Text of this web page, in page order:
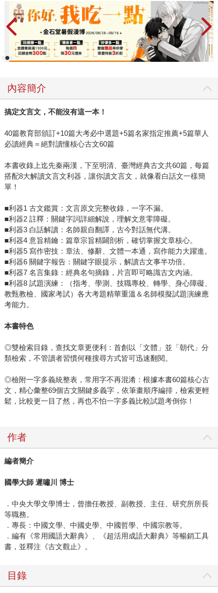
內容簡介
搞定文言文，不能沒有這一本！
40篇教育部頒訂+10篇大考必中選題+5篇名家指定推薦+5篇華人
必讀經典＝絕對讀懂核心古文60篇
本書收錄上迄先秦兩漢，下至明清、臺灣經典古文共60篇，每篇
搭配8大解讀文言文利器，讓你讀文言文，就像看白話文一樣簡
單！
■利器1 古文鑑賞：文言原文完整收錄，一字不漏。
■利器2 註釋：關鍵字詞詳細解說，理解文意零障礙。
■利器3 白話解讀：名師親自翻譯，古今對話無代溝。
■利器4 意旨精鑰：篇章宗旨精闢剖析，確切掌握文章核心。
■利器5 寫作密技：章法、修辭、文體一本通，寫作能力大躍進。
■利器6 關鍵字報告：關鍵字眼提示，解讀古文事半功倍。
■利器7 名言集錄：經典名句摘錄，片言即可略識古文內涵。
■利器8 試題演練：（指考、學測、技職專校、轉學、身心障礙、
教甄教檢、國家考試）各大考題精華重溫＆名師模擬試題演練應
考能力。
本書特色
◎雙檢索目錄，查找文章更便利：首創以「文體」並「朝代」分
類檢索，不管讀者習慣何種搜尋方式皆可迅速翻閱。
◎檢附一字多義統整表，常用字不再混淆：根據本書60篇核心古
文，精心彙整69個古文關鍵多義字，依筆畫順序編排，檢索更輕
鬆，比較更一目了然，再也不怕一字多義比較試題考倒你！
作者
編者簡介
國學大師 遲嘯川 博士
．中央大學文學博士，曾擔任教授、副教授、主任、研究所所長
等職務。
．專長：中國文學、中國史學、中國哲學、中國宗教等。
．編有《常用國語大辭典》、《超活用成語大辭典》等暢銷工具
書，並釋注《古文觀止》。
目錄